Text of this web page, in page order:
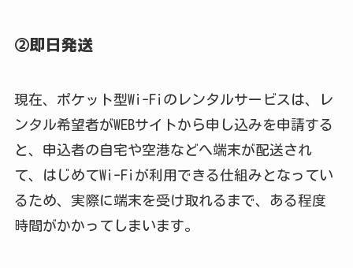
②即日発送
現在、ポケット型Wi-Fiのレンタルサービスは、レ
ンタル希望者がWEBサイトから申し込みを申請する
と、申込者の自宅や空港などへ端末が配送され
て、はじめてWi-Fiが利用できる仕組みとなってい
るため、実際に端末を受け取れるまで、ある程度
時間がかかってしまいます。